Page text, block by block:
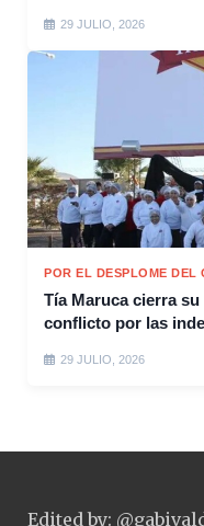
29 JULIO, 2026
POR EL DESPLOME DEL
Tía Maruca cierra
conflicto por las
29 JULIO, 2026
Edited by: